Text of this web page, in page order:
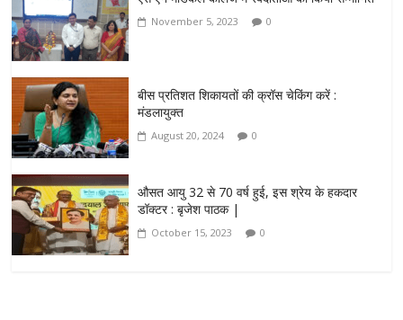
November 5, 2023 0
बीस प्रतिशत शिकायतों की क्रॉस चेकिंग करें :
मंडलायुक्त
August 20, 2024 0
औसत आयु 32 से 70 वर्ष हुई, इस श्रेय के हकदार
डॉक्टर : बृजेश पाठक |
October 15, 2023 0